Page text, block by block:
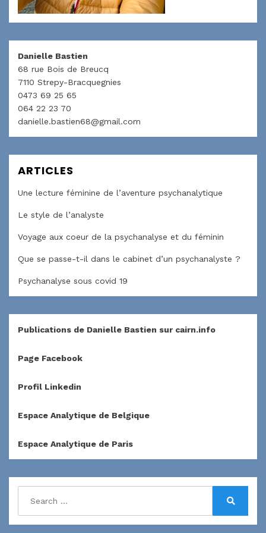
v
r
n
u
e
o
u
v
e
l
l
e
ê
r
e
u
v
a
s
n
n
o
u
v
e
l
l
n
t
r
)
u
v
a
n
n
l
l
n
)
Danielle Bastien
68 rue Bois de Breucq
7110 Strepy-Bracquegnies
0473 69 25 65
064 22 23 70
danielle.bastien68@gmail.com
ARTICLES
Une lecture féminine de l’aventure psychanalytique
Le style de l’analyste
Voyage aux coeur de la psychanalyse et du féminin
Que se passe-t-il dans le cabinet d’un psychanalyste ?
Psychanalyse sous covid 19
Publications de Danielle Bastien sur cairn.info
Page Facebook
Profil Linkedin
Espace Analytique de Belgique
Espace Analytique de Paris
for: